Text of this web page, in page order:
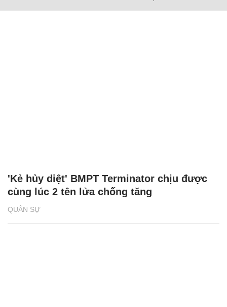
QUÂN SỰ
'Kẻ hủy diệt' BMPT Terminator chịu được
cùng lúc 2 tên lửa chống tăng